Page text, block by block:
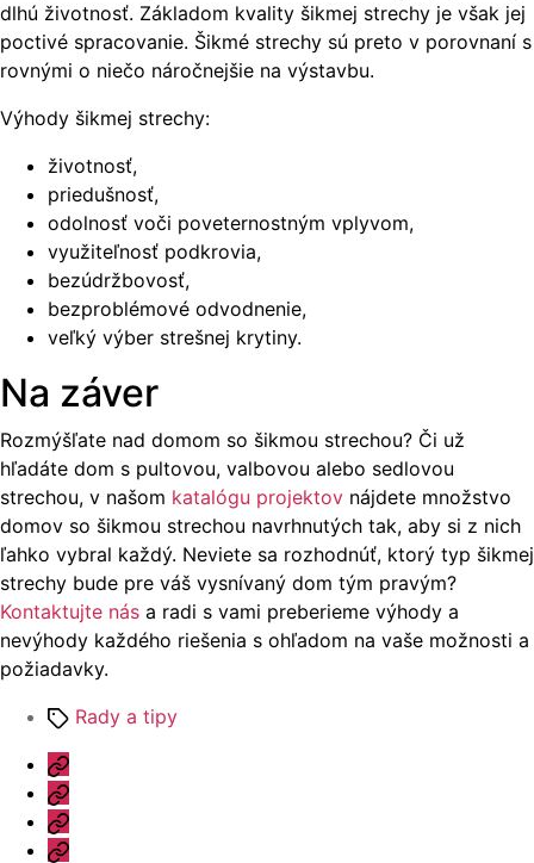
dlhú životnosť. Základom kvality šikmej strechy je však jej
poctivé spracovanie. Šikmé strechy sú preto v porovnaní s
rovnými o niečo náročnejšie na výstavbu.
Výhody šikmej strechy:
životnosť,
priedušnosť,
odolnosť voči poveternostným vplyvom,
využiteľnosť podkrovia,
bezúdržbovosť,
bezproblémové odvodnenie,
veľký výber strešnej krytiny.
Na záver
Rozmýšľate nad domom so šikmou strechou? Či už
hľadáte dom s pultovou, valbovou alebo sedlovou
strechou, v našom katalógu projektov nájdete množstvo
domov so šikmou strechou navrhnutých tak, aby si z nich
ľahko vybral každý. Neviete sa rozhodnúť, ktorý typ šikmej
strechy bude pre váš vysnívaný dom tým pravým?
Kontaktujte nás a radi s vami preberieme výhody a
nevýhody každého riešenia s ohľadom na vaše možnosti a
požiadavky.
Značky
Rady a tipy
Úvod
Ponuka
Katalóg
Vzorový